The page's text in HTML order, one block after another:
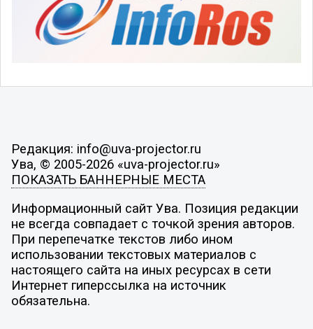
Редакция: info@uva-projector.ru
Ува, © 2005-2026 «uva-projector.ru»
ПОКАЗАТЬ БАННЕРНЫЕ МЕСТА
Информационный сайт Ува. Позиция редакции
не всегда совпадает с точкой зрения авторов.
При перепечатке текстов либо ином
использовании текстовых материалов с
настоящего сайта на иных ресурсах в сети
Интернет гиперссылка на источник
обязательна.